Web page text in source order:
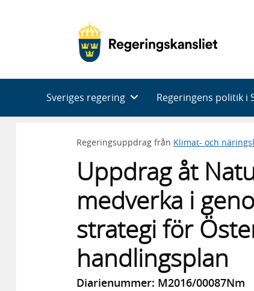
Sveriges regering Regeringens politik i
Regeringsuppdrag från Klimat- och
Uppdrag åt
medverka i
strategi för
handlingsplan
Diarienummer: M2016/00087Nm